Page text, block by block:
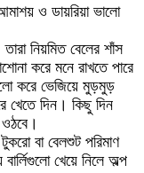
ও ডায়রিয়া ভালো
নিয়মিত বেলের শাঁস
করে মনে রাখতে পারে
করে ভেজিয়ে মুড়মুড়
খেতে দিন। কিছু দিন
বা বেলশুট পরিমাণ
খেয়ে নিলে অল্প